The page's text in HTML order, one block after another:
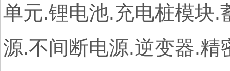
单元.锂电池.充电桩模块.
源.不间断电源.逆变器.精